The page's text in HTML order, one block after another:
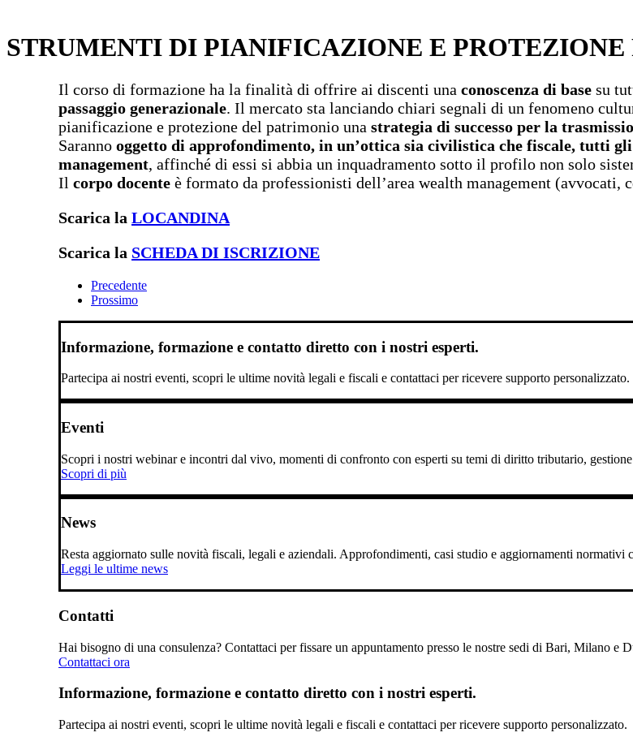
STRUMENTI DI PIANIFICAZIONE E
Il corso di formazione ha la finalità di offrire ai discenti una conoscenza di base su
passaggio generazionale. Il mercato sta lanciando chiari segnali di un fenomeno
pianificazione e protezione del patrimonio una strategia di successo per la
Saranno oggetto di approfondimento, in un’ottica sia civilistica che fiscale, tutti
management, affinché di essi si abbia un inquadramento sotto il profilo non solo
Il corpo docente è formato da professionisti dell’area wealth management
Scarica la LOCANDINA
Scarica la SCHEDA DI ISCRIZIONE
Precedente
Prossimo
Informazione, formazione e contatto diretto con i nostri esperti.
Partecipa ai nostri eventi, scopri le ultime novità legali e fiscali e contattaci per ricevere supporto personalizzato.
Eventi
Scopri i nostri webinar e incontri dal vivo, momenti di confronto con esperti su temi di diritto tributario,
Scopri di più
News
Resta aggiornato sulle novità fiscali, legali e aziendali. Approfondimenti, casi studio e aggiornamenti normativi
Leggi le ultime news
Contatti
Hai bisogno di una consulenza? Contattaci per fissare un appuntamento presso le nostre sedi di Bari, Milano
Contattaci ora
Informazione, formazione e contatto diretto con i nostri esperti.
Partecipa ai nostri eventi, scopri le ultime novità legali e fiscali e contattaci per ricevere supporto personalizzato.